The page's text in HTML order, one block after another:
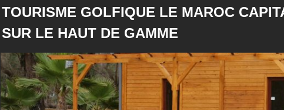
TOURISME GOLFIQUE LE MAROC
SUR LE HAUT DE GAMME